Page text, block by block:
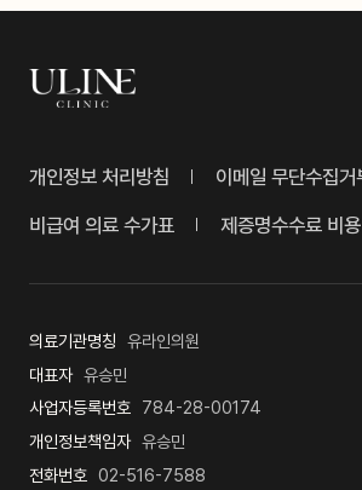
개인정보 처리방침
이메일 무단수집거
비급여 의료 수가표
제증명수수료 비
의료기관명칭
유라인의원
대표자 유승민
사업자등록번호 784-28-00174
개인정보책임자 유승민
전화번호 02-516-7588